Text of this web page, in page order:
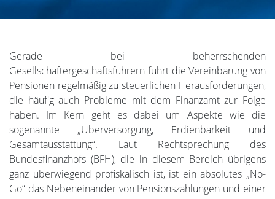
Gerade bei beherrschenden
Gesellschaftergeschäftsführern führt die Vereinbarung von
Pensionen regelmäßig zu steuerlichen Herausforderungen,
die häufig auch Probleme mit dem Finanzamt zur Folge
haben. Im Kern geht es dabei um Aspekte wie die
sogenannte „Überversorgung, Erdienbarkeit und
Gesamtausstattung“. Laut Rechtsprechung des
Bundesfinanzhofs (BFH), die in diesem Bereich übrigens
ganz überwiegend profiskalisch ist, ist ein absolutes „No-
Go“ das Nebeneinander von Pensionszahlungen und einer